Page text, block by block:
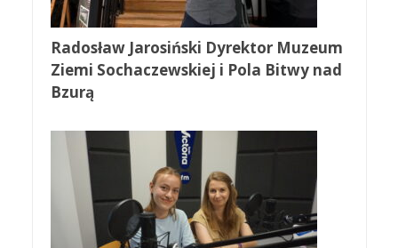
Radosław Jarosiński Dyrektor Muzeum
Ziemi Sochaczewskiej i Pola Bitwy nad
Bzurą